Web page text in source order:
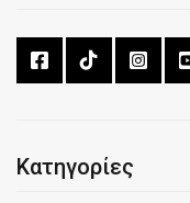
Κατηγορίες